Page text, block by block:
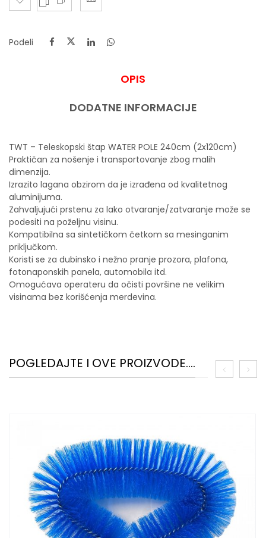
Podeli
OPIS
DODATNE INFORMACIJE
TWT – Teleskopski štap WATER POLE 240cm (2x120cm)
Praktičan za nošenje i transportovanje zbog malih
dimenzija.
Izrazito lagana obzirom da je izrađena od kvalitetnog
aluminijuma.
Zahvaljujući prstenu za lako otvaranje/zatvaranje može se
podesiti na poželjnu visinu.
Kompatibilna sa sintetičkom četkom sa mesinganim
priključkom.
Koristi se za dubinsko i nežno pranje prozora, plafona,
fotonaponskih panela, automobila itd.
Omogućava operateru da očisti površine ne velikim
visinama bez korišćenja merdevina.
POGLEDAJTE I OVE PROIZVODE....